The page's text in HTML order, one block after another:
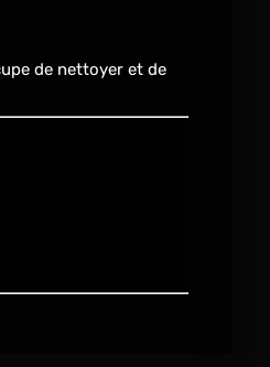
de nettoyer et de